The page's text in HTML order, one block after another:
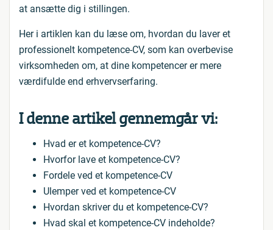
at ansætte dig i stillingen.
Her i artiklen kan du læse om, hvordan du laver et
professionelt kompetence-CV, som kan overbevise
virksomheden om, at dine kompetencer er mere
værdifulde end erhvervserfaring.
I denne artikel gennemgår vi:
Hvad er et kompetence-CV?
Hvorfor lave et kompetence-CV?
Fordele ved et kompetence-CV
Ulemper ved et kompetence-CV
Hvordan skriver du et kompetence-CV?
Hvad skal et kompetence-CV indeholde?